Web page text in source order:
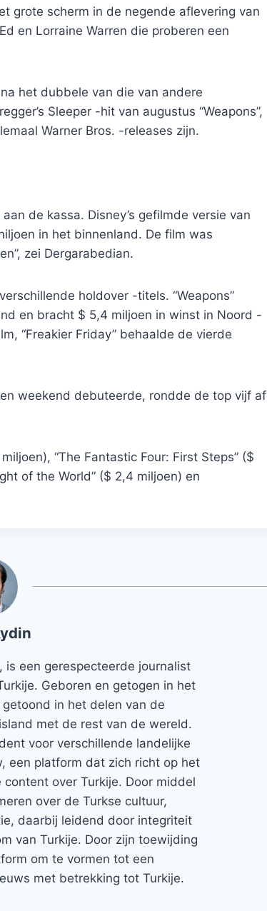
grote scherm in de negende aflevering van
en Lorraine Warren die proberen een
het dubbele van die van andere
Sleeper -hit van augustus “Weapons”,
Warner Bros. -releases zijn.
de kassa. Disney’s gefilmde versie van
in het binnenland. De film was
zei Dergarabedian.
holdover -titels. “Weapons”
en bracht $ 5,4 miljoen in winst in Noord -
“Freakier Friday” behaalde de vierde
weekend debuteerde, rondde de top vijf af
“The Fantastic Four: First Steps” ($
of the World” ($ 2,4 miljoen) en
is een gerespecteerde journalist
Geboren en getogen in het
in het delen van de
met de rest van de wereld.
voor verschillende landelijke
een platform dat zich richt op het
over Turkije. Door middel
over de Turkse cultuur,
daarbij leidend door integriteit
van Turkije. Door zijn toewijding
om te vormen tot een
met betrekking tot Turkije.